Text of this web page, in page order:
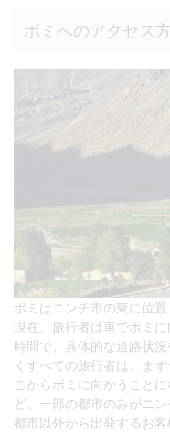
ボミへのアクセス
ボミはニンチ市の東に位
現在、旅行者は車でボミ
時間で、具体的な道路状
くすべての旅行者は、ま
こからボミに向かうこと
ど、一部の都市のみがニ
都市以外から出発するお